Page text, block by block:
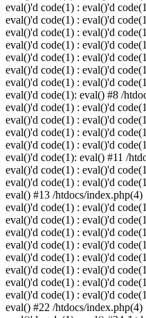
eval()'d code(1) : eval()'d
eval()'d code(1) : eval()'d
eval()'d code(1) : eval()'d
eval()'d code(1) : eval()'d
eval()'d code(1) : eval()'d
eval()'d code(1) : eval()'d
eval()'d code(1) : eval()'d
eval()'d code(1): eval() #8 /
eval()'d code(1) : eval()'d
eval()'d code(1) : eval()'d
eval()'d code(1) : eval()'d
eval()'d code(1) : eval()'d
eval()'d code(1): eval() #11 /
eval()'d code(1) : eval()'d
eval()'d code(1) : eval()'d
eval() #13 /htdocs/
eval()'d code(1) : eval()'d
eval()'d code(1) : eval()'d
eval()'d code(1) : eval()'d
eval()'d code(1) : eval()'d
eval()'d code(1) : eval()'d
eval()'d code(1) : eval()'d
eval()'d code(1) : eval()'d
eval()'d code(1) : eval()'d
eval() #22 /htdocs/